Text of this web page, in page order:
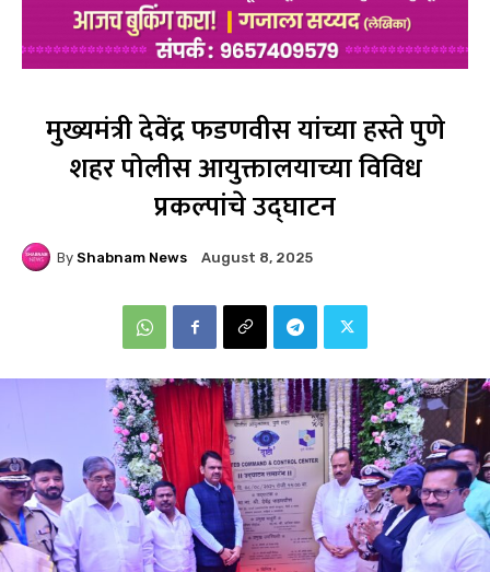
मुख्यमंत्री देवेंद्र फडणवीस यांच्या हस्ते पुणे
शहर पोलीस आयुक्तालयाच्या विविध
प्रकल्पांचे उद्घाटन
By Shabnam News August 8, 2025